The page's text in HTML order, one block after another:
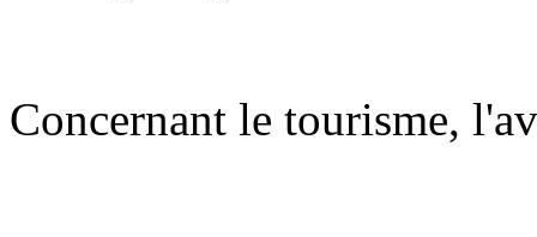
Concernant le tourisme,